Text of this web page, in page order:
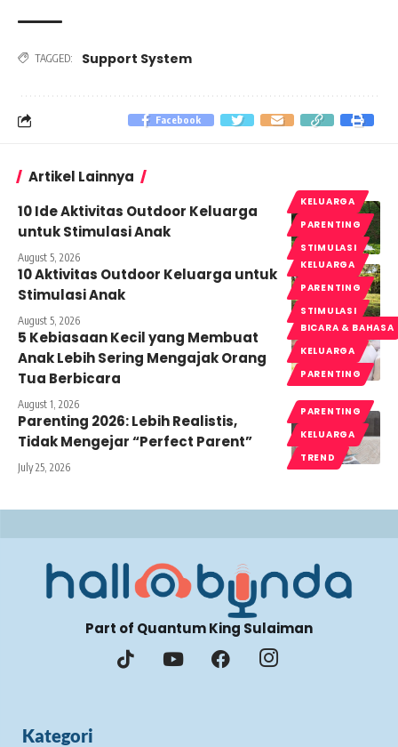
TAGGED: Support System
Facebook
Artikel Lainnya
KELUARGA
PARENTING
STIMULASI
10 Ide Aktivitas Outdoor Keluarga
untuk Stimulasi Anak
August 5, 2026
KELUARGA
PARENTING
STIMULASI
10 Aktivitas Outdoor Keluarga untuk
Stimulasi Anak
August 5, 2026
BICARA & BAHASA
KELUARGA
PARENTING
5 Kebiasaan Kecil yang Membuat
Anak Lebih Sering Mengajak Orang
Tua Berbicara
August 1, 2026
PARENTING
KELUARGA
TREND
Parenting 2026: Lebih Realistis,
Tidak Mengejar “Perfect Parent”
July 25, 2026
Part of Quantum King Sulaiman
Kategori